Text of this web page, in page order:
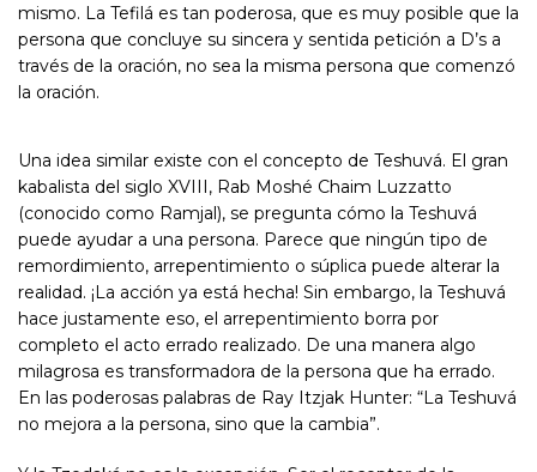
mismo. La Tefilá es tan poderosa, que es muy posible que la
persona que concluye su sincera y sentida petición a D’s a
través de la oración, no sea la misma persona que comenzó
la oración.
Una idea similar existe con el concepto de Teshuvá. El gran
kabalista del siglo XVIII, Rab Moshé Chaim Luzzatto
(conocido como Ramjal), se pregunta cómo la Teshuvá
puede ayudar a una persona. Parece que ningún tipo de
remordimiento, arrepentimiento o súplica puede alterar la
realidad. ¡La acción ya está hecha! Sin embargo, la Teshuvá
hace justamente eso, el arrepentimiento borra por
completo el acto errado realizado. De una manera algo
milagrosa es transformadora de la persona que ha errado.
En las poderosas palabras de Ray Itzjak Hunter: “La Teshuvá
no mejora a la persona, sino que la cambia”.